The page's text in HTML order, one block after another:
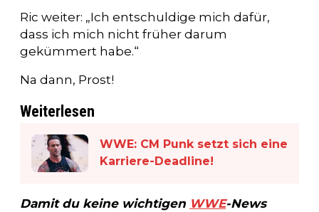
Ric weiter: „Ich entschuldige mich dafür,
dass ich mich nicht früher darum
gekümmert habe.“
Na dann, Prost!
Weiterlesen
WWE: CM Punk setzt sich eine
Karriere-Deadline!
Damit du keine wichtigen WWE-News